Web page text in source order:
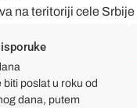
na teritoriji cele Srbije
biti poslat u roku od
dana, putem